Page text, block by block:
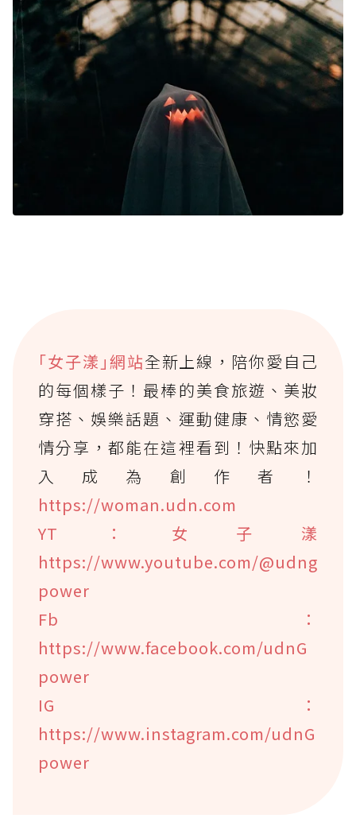
｢女子漾｣網站全新上線，陪你愛自己
的每個樣子！最棒的美食旅遊、美妝
穿搭、娛樂話題、運動健康、情慾愛
情分享，都能在這裡看到！快點來加
入成為創作者！
https://woman.udn.com
YT：女子漾
https://www.youtube.com/@udng
power
Fb：
https://www.facebook.com/udnG
power
IG：
https://www.instagram.com/udnG
power